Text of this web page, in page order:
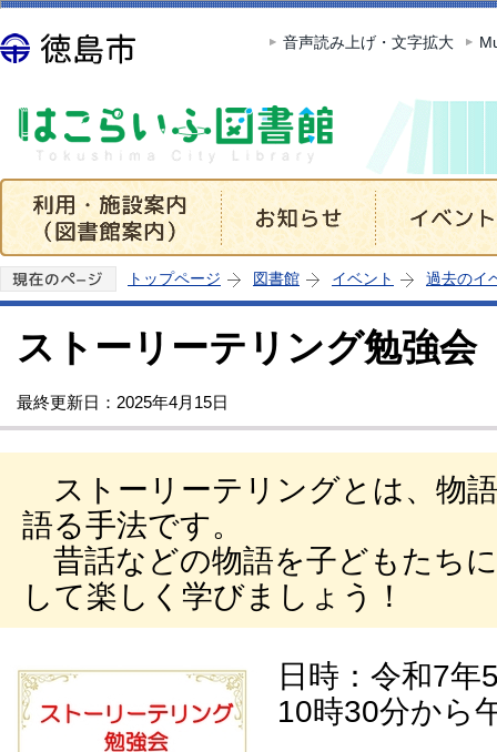
この
音声読み上げ・文字拡大
トップページ 図書館 イベント 過去のイ
ストーリーテリング勉強会
最終更新日：2025年4月15日
ストーリーテリングとは、物
語る手法です。
昔話などの物語を子どもたち
して楽しく学びましょう！
日時：令和7
10時30分から